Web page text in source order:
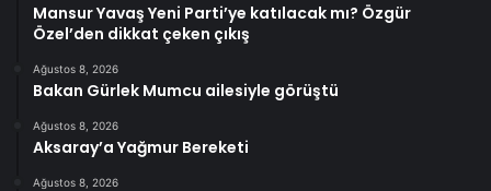
Mansur Yavaş Yeni Parti’ye katılacak mı? Özgür
Özel’den dikkat çeken çıkış
Ağustos 8, 2026
Bakan Gürlek Mumcu ailesiyle görüştü
Ağustos 8, 2026
Aksaray’a Yağmur Bereketi
Ağustos 8, 2026